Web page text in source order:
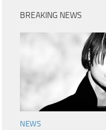
BREAKING NEWS
NEWS